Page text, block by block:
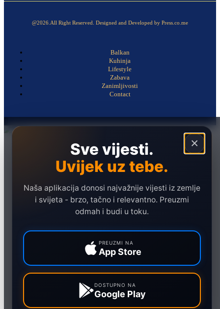
@2026.All Right Reserved. Designed and Developed by Press.co.me
Balkan
Kuhinja
Lifestyle
Zabava
Zanimljivosti
Contact
×
Sve vijesti.
Uvijek uz tebe.
Naša aplikacija donosi najvažnije vijesti iz zemlje
i svijeta - brzo, tačno i relevantno. Preuzmi
odmah i budi u toku.
PREUZMI NA
App Store
DOSTUPNO NA
Google Play
Hronika
Ekonomija
Marketing